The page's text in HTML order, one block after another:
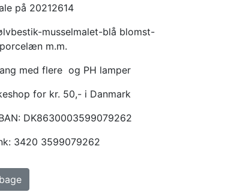
på 20212614
musselmalet-blå blomst-
m.m.
med flere og PH lamper
for kr. 50,- i Danmark
DK8630003599079262
3420 3599079262